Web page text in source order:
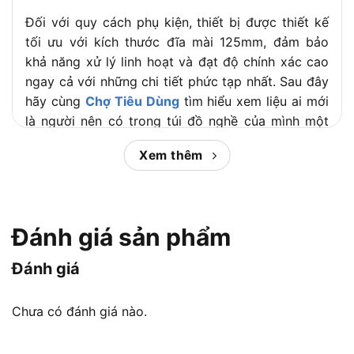
– Brake: Phanh điện
Phụ kiện đi
kèm
– Đá mài (A-80852)
– Tay cầm phụ (158237-4)
– Cờ lê siết ốc (782420-7)
– Chụp bảo vệ (125885-4)
6 tháng
– Sản phẩm chỉ bao gồm thân máy, không
kèm pin và sạc
Đối với quy cách phụ kiện, thiết bị được thiết kế
tối ưu với kích thước đĩa mài 125mm, đảm bảo
khả năng xử lý linh hoạt và đạt độ chính xác cao
ngay cả với những chi tiết phức tạp nhất. Sau đây
hãy cùng Chợ Tiêu Dùngtìm hiểu xem liệu ai mới
là người nên có trong túi đồ nghề của mình một
chiếc máy mài Makita DGA417Z!
Máy mài Makita DGA417Z có gì nổi
bật và phù hợp ai?
Xem thêm
Đánh giá sản phẩm
Đánh giá
Chưa có đánh giá nào.